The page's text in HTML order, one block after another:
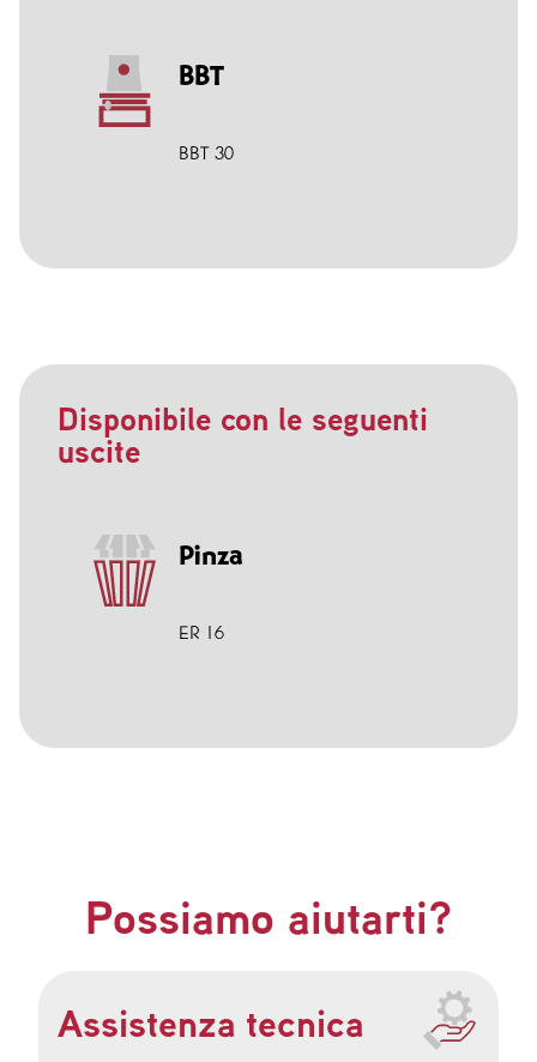
BBT
BBT 30
Disponibile con le seguenti
uscite
Pinza
ER 16
Possiamo aiutarti?
Assistenza tecnica